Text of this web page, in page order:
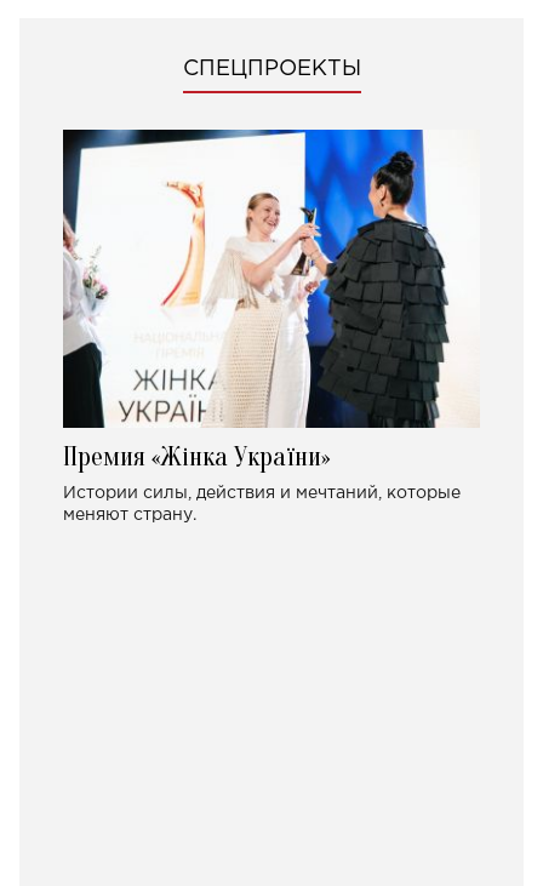
СПЕЦПРОЕКТЫ
Премия «Жінка України»
Истории силы, действия и мечтаний, которые
меняют страну.